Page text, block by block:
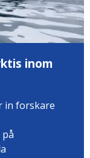
inom
in forskare